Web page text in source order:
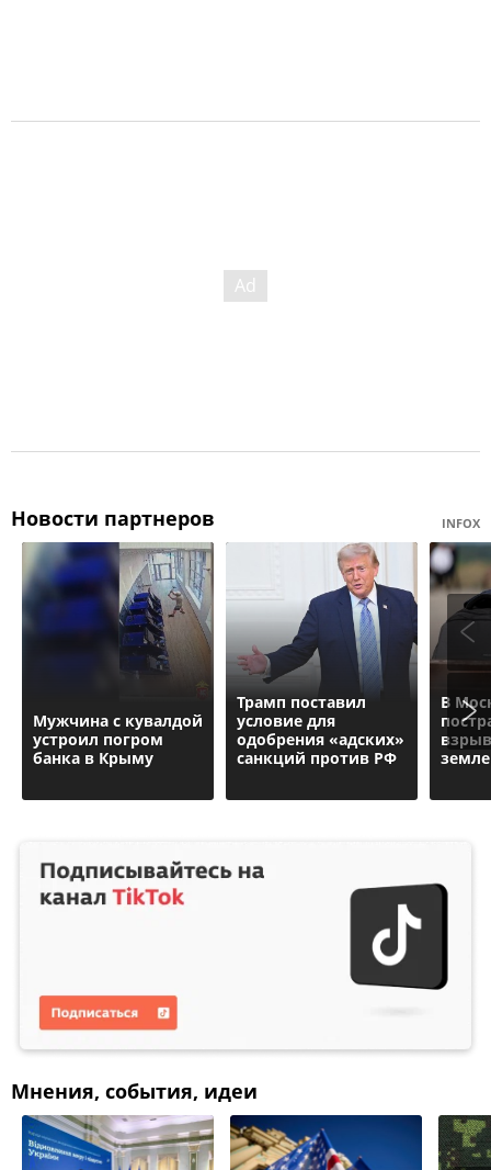
Новости партнеров INFOX
Мужчина с кувалдой
устроил погром
банка в Крыму
Трамп поставил
условие для
одобрения «адских»
санкций против РФ
В
Мнения, события, идеи